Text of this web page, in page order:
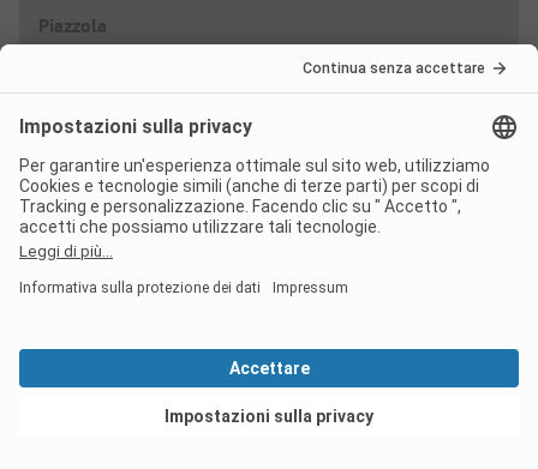
Piazzola
Bassa stagione Sconto %
01/05- 30/06
A partire da
A partire da
Vedi offerte